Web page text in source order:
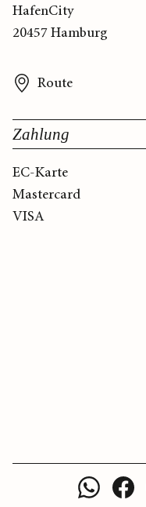
HafenCity
20457 Hamburg
Route
Zahlung
EC-Karte
Mastercard
VISA